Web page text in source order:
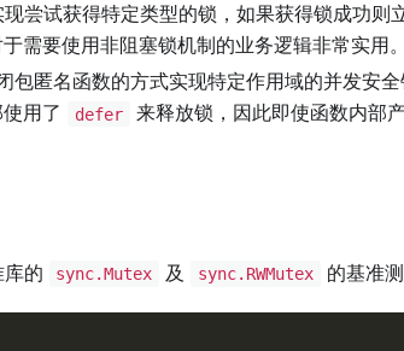
尝试获得特定类型的锁，如果获得锁成功则
需要使用非阻塞锁机制的业务逻辑非常实用。
包匿名函数的方式实现特定作用域的并发安
用了
defer
来释放锁，因此即使函数内部
的 sync.Mutex 及 sync.RWMutex 的基准